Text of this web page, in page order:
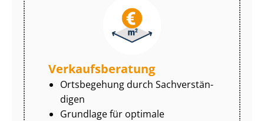
Ver­kaufs­be­ra­tung
Ortsbegehung durch Sach­ver­stän­
di­gen
Grundlage für optimale